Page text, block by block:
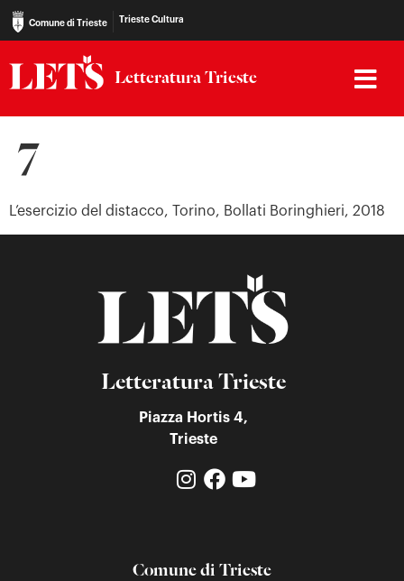
Comune di Trieste Trieste Cultura
Letteratura Trieste
7
L’esercizio del distacco, Torino, Bollati Boringhieri, 2018
Letteratura Trieste
Piazza Hortis 4,
Trieste
Comune di Trieste